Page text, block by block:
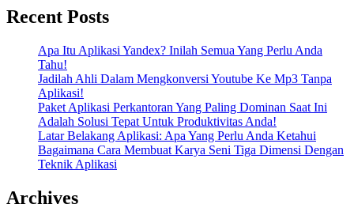
Recent Posts
Apa Itu Aplikasi Yandex? Inilah Semua Yang Perlu Anda
Tahu!
Jadilah Ahli Dalam Mengkonversi Youtube Ke Mp3 Tanpa
Aplikasi!
Paket Aplikasi Perkantoran Yang Paling Dominan Saat Ini
Adalah Solusi Tepat Untuk Produktivitas Anda!
Latar Belakang Aplikasi: Apa Yang Perlu Anda Ketahui
Bagaimana Cara Membuat Karya Seni Tiga Dimensi Dengan
Teknik Aplikasi
Archives